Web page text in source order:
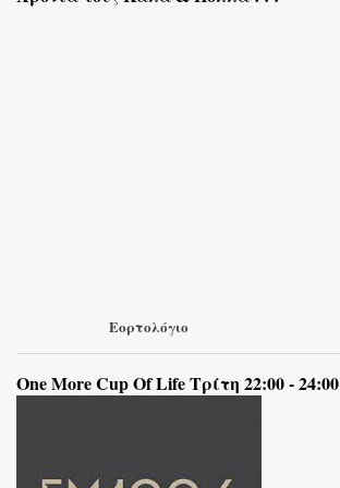
Εορτολόγιο
One More Cup Of Life Τρίτη 22:00 - 24:00